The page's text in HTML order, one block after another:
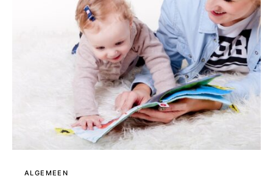
ALGEMEEN